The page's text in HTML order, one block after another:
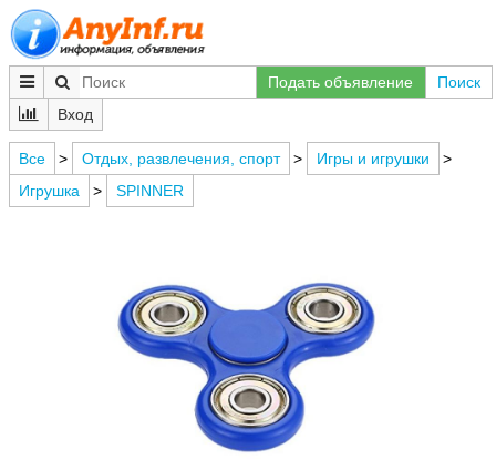
Подать объявление
Поиск
Вход
Все > Отдых, развлечения, спорт > Игры и игрушки
>
Игрушка
> SPINNER